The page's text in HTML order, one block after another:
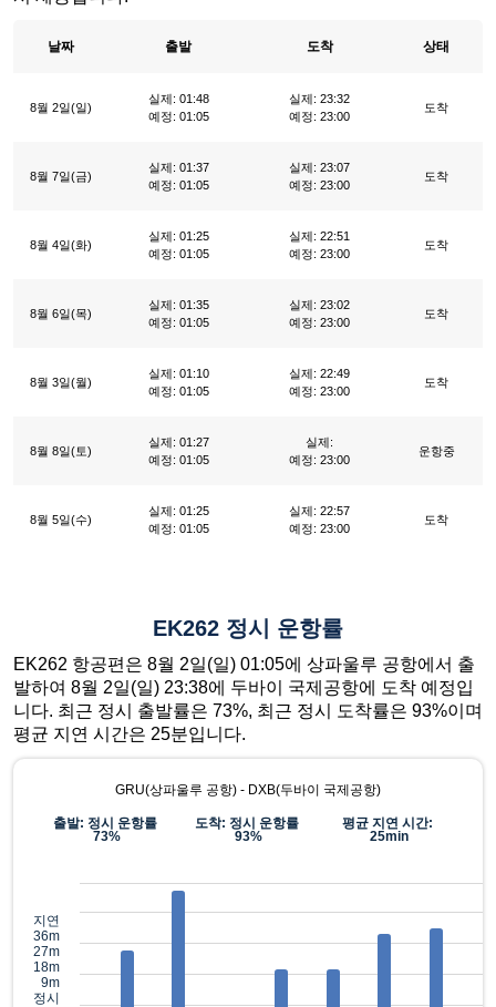
날짜 출발 도착 상태
8월 2일(일)
실제: 01:48
예정: 01:05
실제: 23:32
예정: 23:00
도착
8월 7일(금)
실제: 01:37
예정: 01:05
실제: 23:07
예정: 23:00
도착
8월 4일(화)
실제: 01:25
예정: 01:05
실제: 22:51
예정: 23:00
도착
8월 6일(목)
실제: 01:35
예정: 01:05
실제: 23:02
예정: 23:00
도착
8월 3일(월)
실제: 01:10
예정: 01:05
실제: 22:49
예정: 23:00
도착
8월 8일(토)
실제: 01:27
예정: 01:05
실제:
예정: 23:00
운항중
8월 5일(수)
실제: 01:25
예정: 01:05
실제: 22:57
예정: 23:00
도착
EK262 정시 운항률
EK262 항공편은 8월 2일(일) 01:05에 상파울루 공항에서 출
발하여 8월 2일(일) 23:38에 두바이 국제공항에 도착 예정입
니다. 최근 정시 출발률은 73%, 최근 정시 도착률은 93%이며
평균 지연 시간은 25분입니다.
GRU(상파울루 공항) - DXB(두바이 국제공항)
출발: 정시 운항률
73%
도착: 정시 운항률
93%
평균 지연 시간:
25min
지연
36m
27m
18m
9m
정시